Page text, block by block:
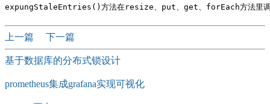
上一篇 下一篇
基于数据库的分布式锁设计
prometheus集成grafana实现可视化